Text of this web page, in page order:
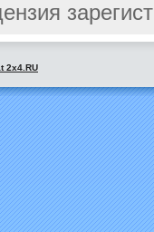
2x4.RU